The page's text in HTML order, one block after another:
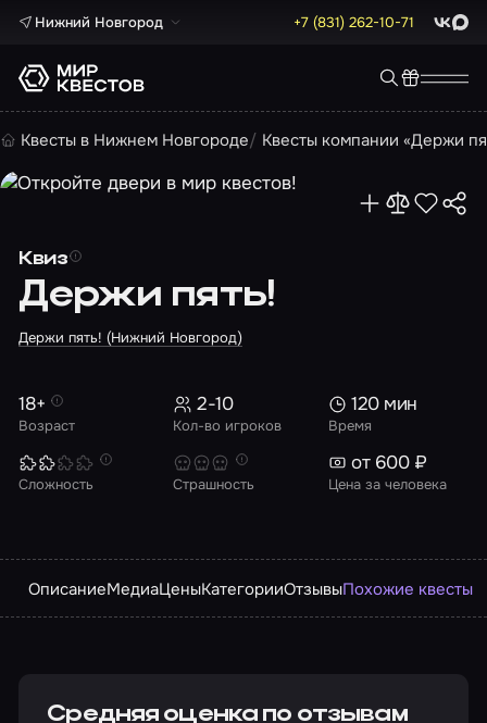
Нижний Новгород +7 (831) 262-10-71 Max
Квесты в Нижнем Новгороде Квесты компании «Держи
Квиз
Держи пять!
Держи пять! (Нижний Новгород)
Возраст
18+
Кол-во игроков
2-10
Время
120 мин
Сложность Страшность Цена за человека
от 600 ₽
ОписаниеМедиаЦеныКатегорииОтзывыПохожие квесты
Средняя оценка по отзывам